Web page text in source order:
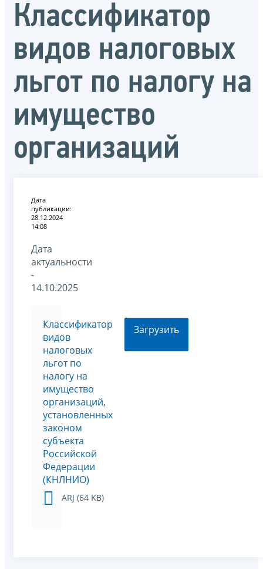
Классификатор
видов налоговых
льгот по налогу на
имущество
организаций
Дата
публикации:
28.12.2024
14:08
Дата
актуальности
-
14.10.2025
Классификатор
видов
налоговых
льгот по
налогу на
имущество
организаций,
установленных
законом
субъекта
Российской
Федерации
(КНЛНИО)
ARJ (64 KB)
Загрузить